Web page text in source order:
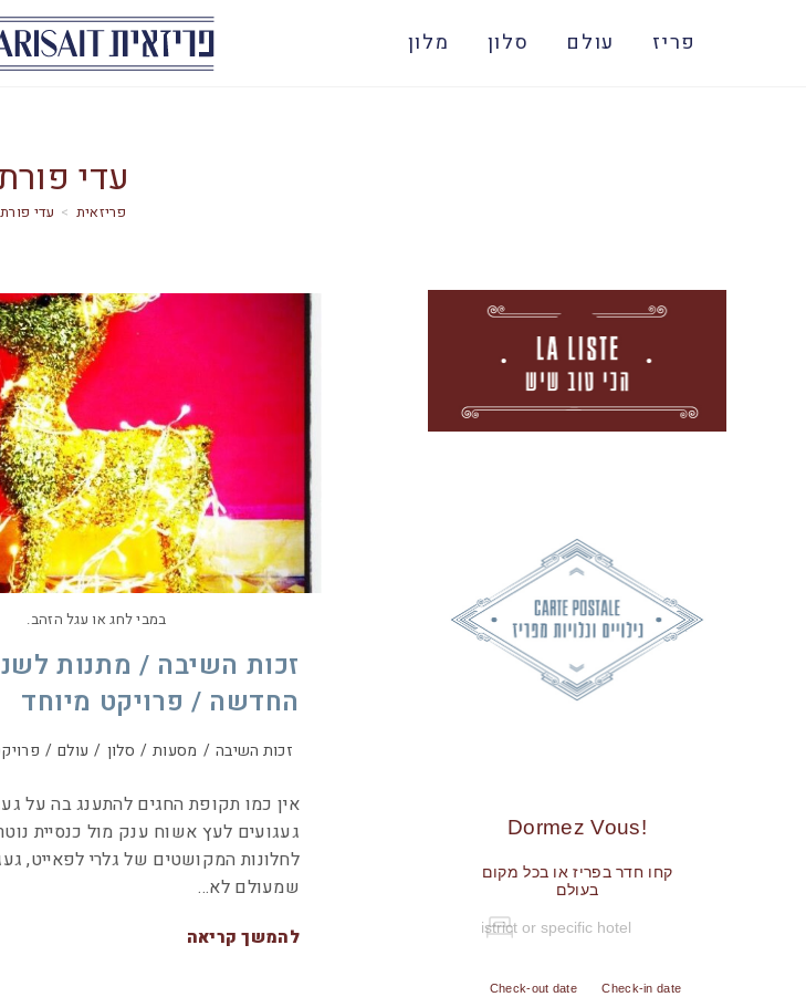
פריז עולם סלון מלון
עדי
> עדי פורת
במבי לחג או עגל הזהב.
זכות השיבה / מתנות
החדשה / פרויקט מיוחד
זכות השיבה / מסעות / סלון / עולם /
אין כמו תקופת החגים להתענג בה על
געגועים לעץ אשוח ענק מול כנסיית
לחלונות המקושטים של גלרי לפאייט,
שמעולם לא…
להמשך קריאה
!Dormez Vous
קחו חדר בפריז או בכל מקום
בעולם
Check-in date
Check-out date